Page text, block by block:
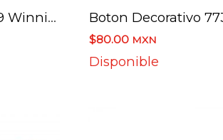
Boton Decorativo 7729 Winnie The Pooh Disney
$80.00 MXN
Disponible